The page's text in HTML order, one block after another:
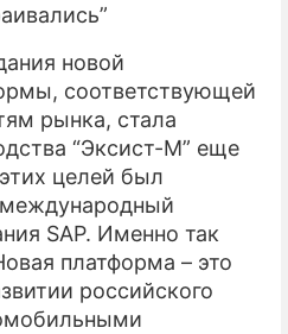
новой
соответствующей
рынка, стала
“Эксист-М” еще
целей был
SAP. Именно так
платформа – это
российского